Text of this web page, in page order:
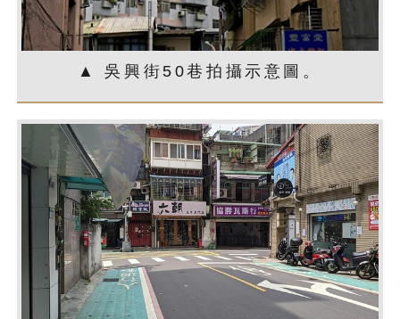
▲ 吳興街50巷拍攝示意圖。